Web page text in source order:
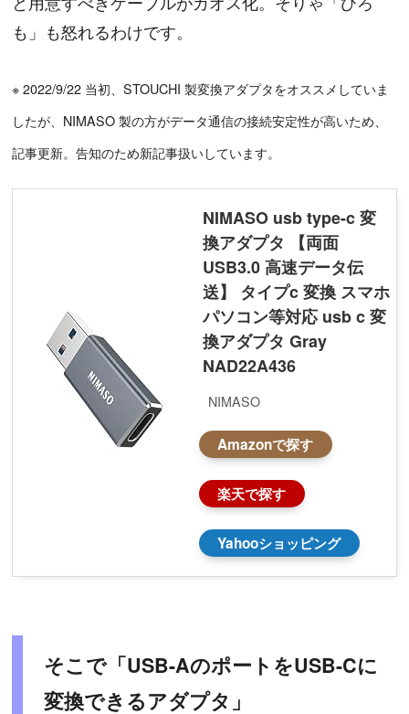
も」も怒れるわけです。
※ 2022/9/22 当初、STOUCHI 製変換アダプタをオススメしていま
したが、NIMASO 製の方がデータ通信の接続安定性が高いため、
記事更新。告知のため新記事扱いしています。
NIMASO usb type-c 変
換アダプタ 【両面
USB3.0 高速データ伝
送】 タイプc 変換 スマホ
パソコン等対応 usb c 変
換アダプタ Gray
NAD22A436
NIMASO
Amazonで探す
楽天で探す
Yahooショッピング
そこで「USB-AのポートをUSB-Cに
変換できるアダプタ」